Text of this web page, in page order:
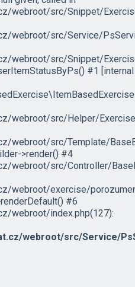
webroot/src/Snippet/
webroot/src/Service/
webroot/src/Snippet/
#1 [internal
webroot/src/Helper/
webroot/src/Template/
>render() #4
webroot/src/Controller/
webroot/exercise/
#6
webroot/index.php(127):
webroot/src/Service/